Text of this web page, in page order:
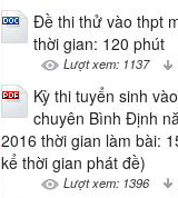
Đề thi thử vào thpt
thời gian: 120 phút
Lượt xem: 1137
Kỳ thi tuyển sinh
chuyên Bình Định
2016 thời gian làm bài:
kể thời gian phát đề)
Lượt xem: 1396